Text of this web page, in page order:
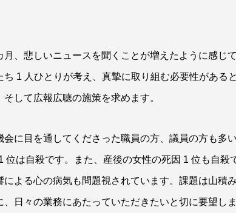
、悲しいニュースを聞くことが増えたように感じて
1 人ひとりが考え、真摯に取り組む必要性があると
して広報広聴の施策を求めます。
に目を通してくださった職員の方、議員の方も多い
は自殺です。また、産後の女性の死因 1 位も自殺
よる心の病気も問題視されています。課題は山積み
日々の業務にあたっていただきたいと切に要望しま